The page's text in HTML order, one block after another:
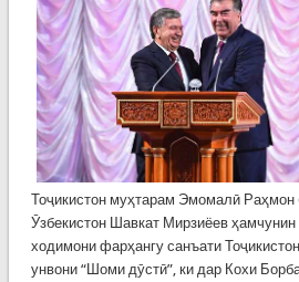
Тоҷикистон муҳтарам Эмомалӣ Раҳмон
Ӯзбекистон Шавкат Мирзиёев ҳамчунин
ходимони фарҳангу санъати
унвони “Шоми дӯстӣ”, ки дар Кохи